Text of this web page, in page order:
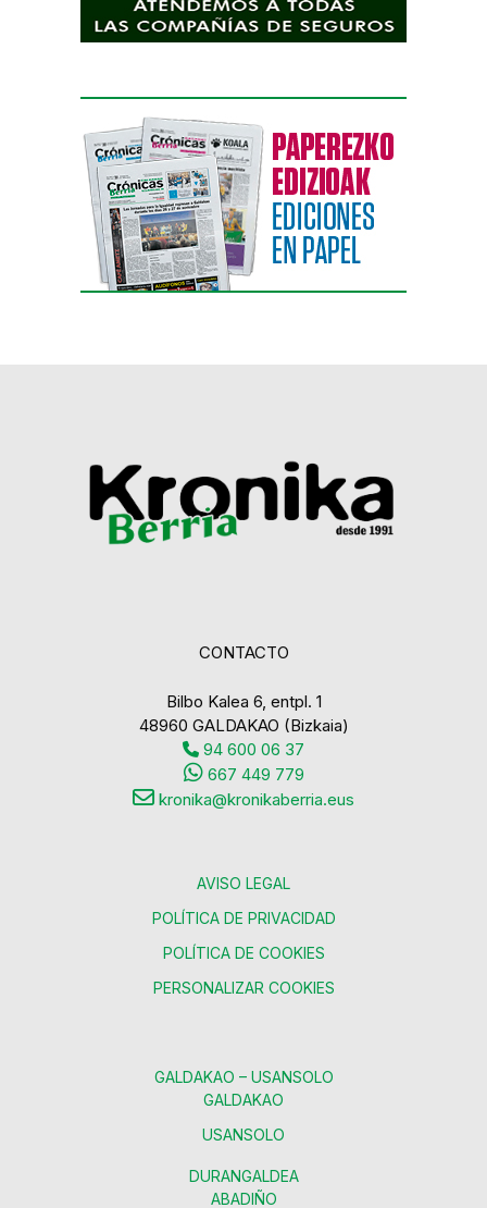
CONTACTO
Bilbo Kalea 6, entpl. 1
48960 GALDAKAO (Bizkaia)
94 600 06 37
667 449 779
kronika@kronikaberria.eus
AVISO LEGAL
POLÍTICA DE PRIVACIDAD
POLÍTICA DE COOKIES
PERSONALIZAR COOKIES
GALDAKAO – USANSOLO
GALDAKAO
USANSOLO
DURANGALDEA
ABADIÑO